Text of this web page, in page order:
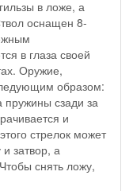
в ложе, а
оснащен 8-
в глаза своей
Оружие,
образом:
пружины сзади за
и
стрелок может
и затвор, а
снять ложу,